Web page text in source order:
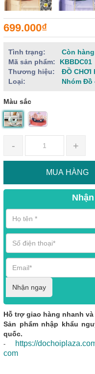
699.000₫
Tình trạng:
Còn hàng
Mã sản phẩm:
KBBDC01
Thương hiệu:
ĐỒ CHƠI
Loại:
Nhóm
Màu sắc
- +
MUA HÀNG
Nhận ngay
Hỗ trợ giao hàng nhanh
Sản phẩm nhập khẩu
quốc.
-
https://
com